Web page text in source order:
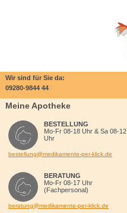
Wir sind für Sie da:
09280-9844 44
Meine Apotheke
BESTELLUNG
Mo-Fr 08-18 Uhr & Sa 08-12
Uhr
bestellung@medikamente-per-klick.de
BERATUNG
Mo-Fr 08-17 Uhr
(Fachpersonal)
beratung@medikamente-per-klick.de